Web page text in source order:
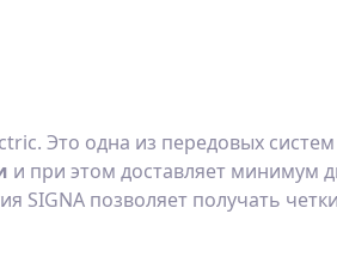
Это одна из передовых
и при этом доставляет минимум
SIGNA позволяет получать